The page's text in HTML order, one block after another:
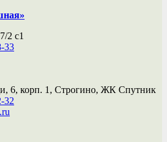
2 с1
33
6, корп. 1, Строгино, ЖК Спутник
32